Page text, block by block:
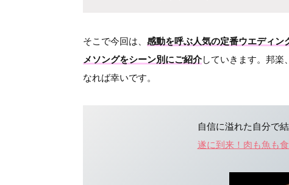
そこで今回は、 感動を呼ぶ人気の定番ウエディン
メソングをシーン別にご紹介していきます。邦楽
なれば幸いです。
自信に溢れた自分で
遂に到来！肉も魚も